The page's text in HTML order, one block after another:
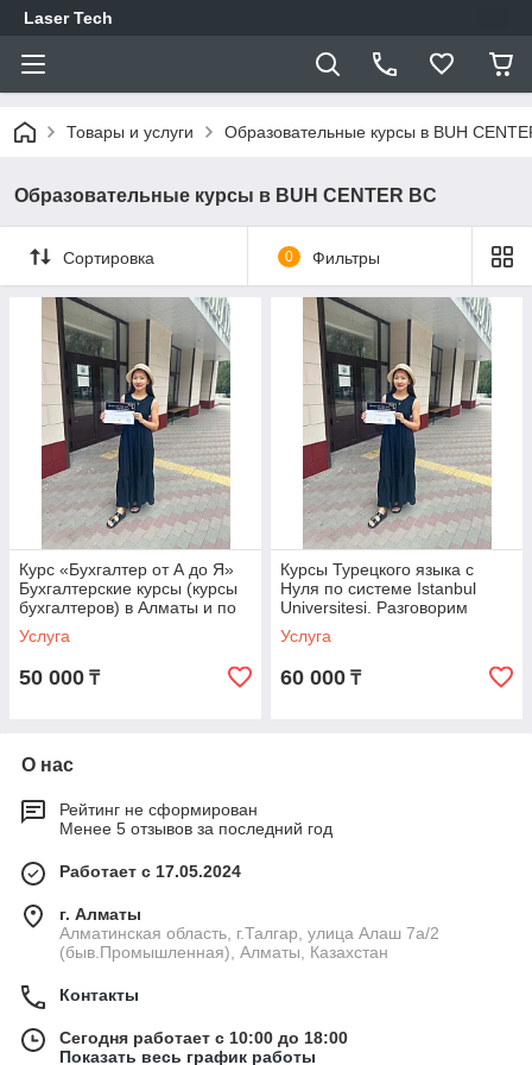
Laser Tech
Товары и услуги Образовательные курсы в BUH
Образовательные курсы в BUH CENTER BC
Сортировка 0 Фильтры
Курс «Бухгалтер от А до Я»
Бухгалтерские курсы (курсы
бухгалтеров) в Алматы и по
всему Казахстану
Услуга
50 000 ₸
Курсы Турецкого языка с
Нуля по системе Istanbul
Universitesi. Разговорим
каждого за 4 недели
Услуга
60 000 ₸
О нас
Рейтинг не сформирован
Менее 5 отзывов за последний год
Работает с 17.05.2024
г. Алматы
Алматинская область, г.Талгар, улица Алаш 7а/2
(быв.Промышленная), Алматы, Казахстан
Контакты
Сегодня работает с 10:00 до 18:00
Показать весь график работы